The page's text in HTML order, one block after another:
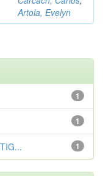
Artola, Evelyn
1
1
1